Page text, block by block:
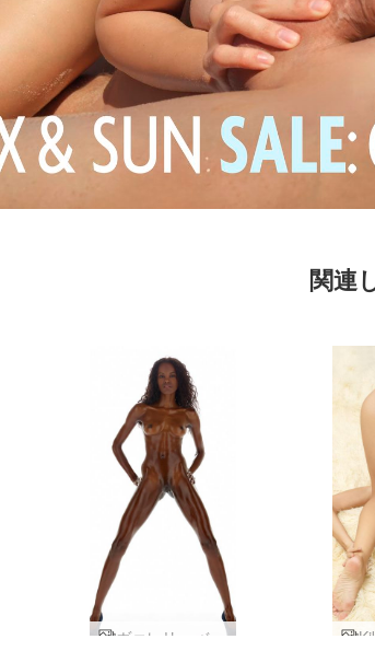
関連
ヴァレリー ベスト オブ スタジオ ヌード